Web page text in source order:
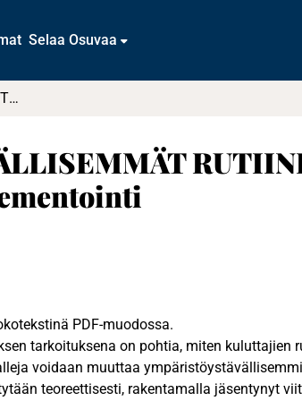
Selaa Osuvaa
TAVOITTEENA YMPÄRISTÖYSTÄVÄLLISEMMÄT RUTIINIT Teoreettisen viitekehyksen rakentaminen ja implementointi
PDF-muodossa.
tarkoituksena on pohtia, miten kuluttajien
voidaan muuttaa
teoreettisesti, rakentamalla jäsentynyt